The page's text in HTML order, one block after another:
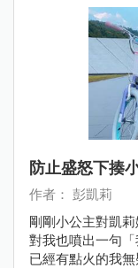
防止盛怒下揍
作者： 彭凱莉
剛剛小公主對凱
對我也噴出一句
已經有點火的我